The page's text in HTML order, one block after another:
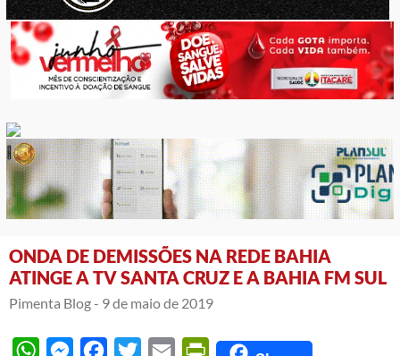
ONDA DE DEMISSÕES NA REDE BAHIA
ATINGE A TV SANTA CRUZ E A BAHIA FM SUL
Pimenta Blog - 9 de maio de 2019
WhatsAppMessengerFacebook
Twitter Email PrintFriendly